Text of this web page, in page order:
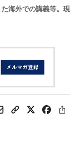
海外での講義等。現